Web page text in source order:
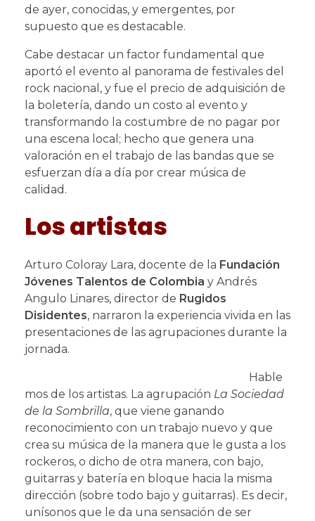
de ayer, conocidas, y emergentes, por
supuesto que es destacable.
Cabe destacar un factor fundamental que
aportó el evento al panorama de festivales del
rock nacional, y fue el precio de adquisición de
la boletería, dando un costo al evento y
transformando la costumbre de no pagar por
una escena local; hecho que genera una
valoración en el trabajo de las bandas que se
esfuerzan día a día por crear música de
calidad.
Los artistas
Arturo Coloray Lara, docente de la Fundación
Jóvenes Talentos de Colombia y Andrés
Angulo Linares, director de Rugidos
Disidentes, narraron la experiencia vivida en las
presentaciones de las agrupaciones durante la
jornada.
Hable
mos de los artistas. La agrupación La Sociedad
de la Sombrilla, que viene ganando
reconocimiento con un trabajo nuevo y que
crea su música de la manera que le gusta a los
rockeros, o dicho de otra manera, con bajo,
guitarras y batería en bloque hacia la misma
dirección (sobre todo bajo y guitarras). Es decir,
unísonos que le da una sensación de ser